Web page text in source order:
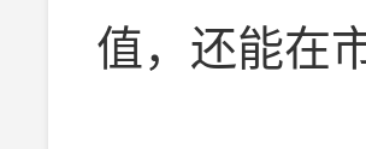
值，还能在